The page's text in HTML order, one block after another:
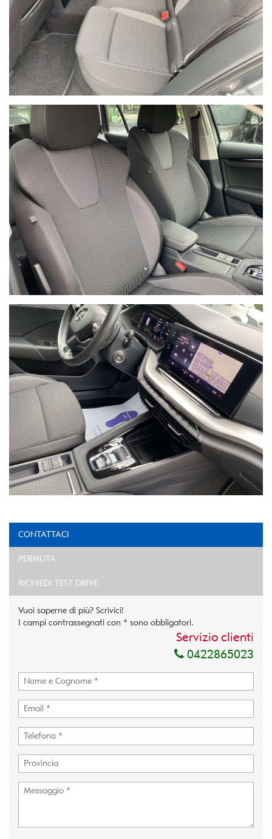
CONTATTACI
PERMUTA
RICHIEDI TEST DRIVE
Vuoi saperne di più? Scrivici!
I campi contrassegnati con * sono obbligatori.
Servizio clienti
0422865023